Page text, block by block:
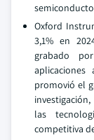
Oxford
3,1% en
grabado
aplicaciones
promovió el
las
competitiva